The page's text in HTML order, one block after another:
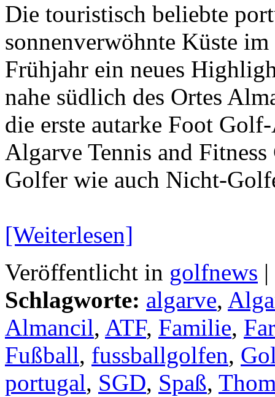
Die touristisch beliebte
sonnenverwöhnte Küste
Frühjahr ein neues
nahe südlich des Ortes
die erste autarke Foot
Algarve Tennis and
Golfer wie auch Nicht-
[Weiterlesen]
Veröffentlicht in golfnews |
Schlagworte: algarve,
Almancil, ATF, Familie,
Fußball, fussballgolfen,
portugal, SGD, Spaß,